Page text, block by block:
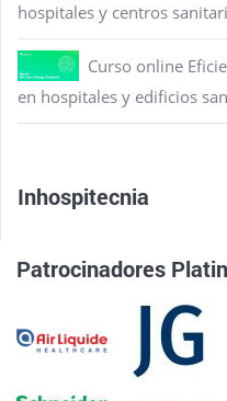
hospitales y centros
Curso online
en hospitales y edificios
Inhospitecnia
Patrocinadores